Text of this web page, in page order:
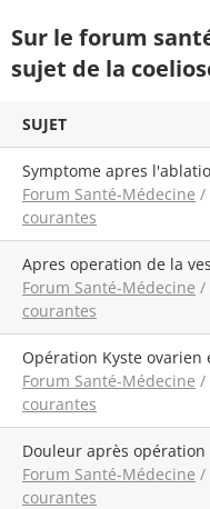
Sur le forum
sujet de la
SUJET
symptome apres
Forum Santé-Médecine /
courantes
apres operation de la
Forum Santé-Médecine /
courantes
Opération Kyste
Forum Santé-Médecine /
courantes
Douleur après
Forum Santé-Médecine /
courantes